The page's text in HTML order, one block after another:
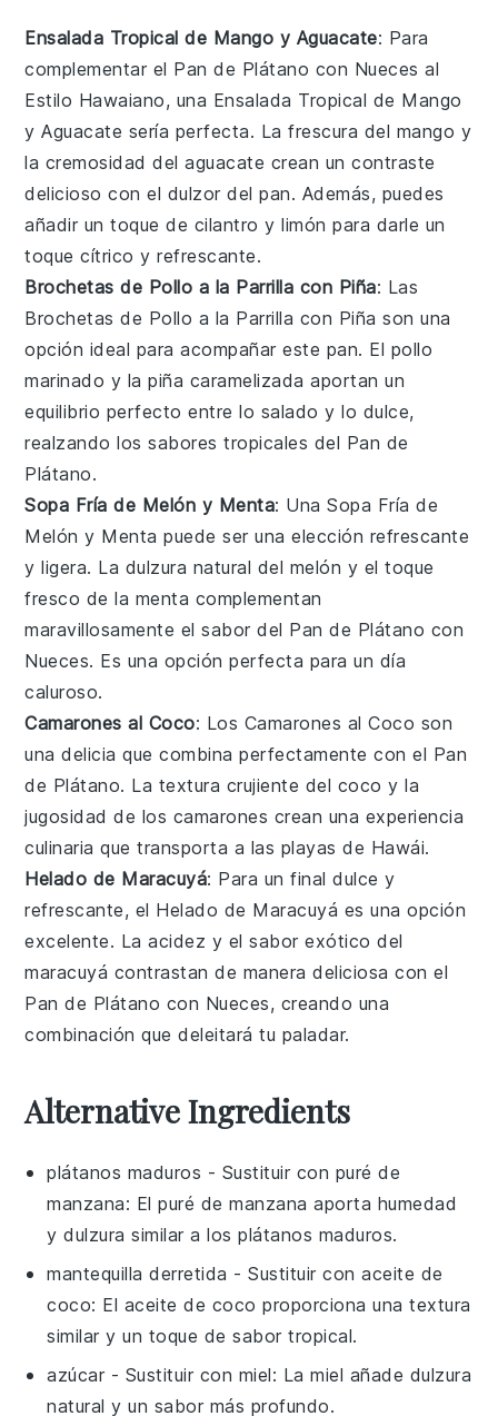
Ensalada Tropical de Mango y Aguacate: Para
complementar el Pan de Plátano con Nueces al
Estilo Hawaiano, una Ensalada Tropical de Mango
y Aguacate sería perfecta. La frescura del mango y
la cremosidad delaguacate crean un contraste
delicioso con el dulzor del pan. Además, puedes
añadir un toque de cilantro ylimón para darle un
toque cítrico y refrescante.
Brochetas de Pollo a la Parrilla con Piña: Las
Brochetas de Pollo a la Parrilla con Piña son una
opción ideal para acompañar este pan. El pollo
marinado y lapiña caramelizada aportan un
equilibrio perfecto entre lo salado y lo dulce,
realzando los sabores tropicales del Pan de
Plátano.
Sopa Fría de Melón y Menta: UnaSopa Fría de
Melón y Menta puede ser una elección refrescante
y ligera. La dulzura natural del melón y el toque
fresco de la menta complementan
maravillosamente el sabor del Pan de Plátano con
Nueces. Es una opción perfecta para un día
caluroso.
Camarones al Coco: Los Camarones al Coco son
una delicia que combina perfectamente con el Pan
de Plátano. La textura crujiente del coco y la
jugosidad de los camarones crean una experiencia
culinaria que transporta a las playas de Hawái.
Helado de Maracuyá: Para un final dulce y
refrescante, el Helado de Maracuyá es una opción
excelente. La acidez y el sabor exótico del
maracuyá contrastan de manera deliciosa con el
Pan de Plátano con Nueces, creando una
combinación que deleitará tu paladar.
Alternative Ingredients
plátanos maduros - Sustituir con puré de
manzana: El puré de manzana aporta humedad
y dulzura similar a los plátanos maduros.
mantequilla derretida - Sustituir conaceite de
coco: El aceite de coco proporciona una textura
similar y un toque de sabor tropical.
azúcar - Sustituir con miel: La miel añade dulzura
natural y un sabor más profundo.